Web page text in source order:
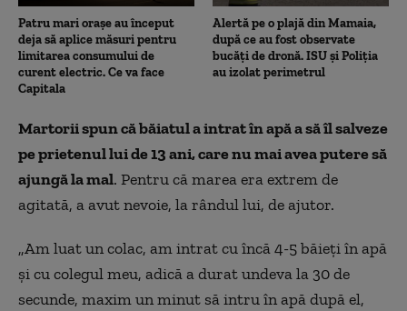
Patru mari orașe au început
deja să aplice măsuri pentru
limitarea consumului de
curent electric. Ce va face
Capitala
Alertă pe o plajă din Mamaia,
după ce au fost observate
bucăți de dronă. ISU și Poliția
au izolat perimetrul
Martorii spun că băiatul a intrat în apă a să îl salveze
pe prietenul lui de 13 ani, care nu mai avea putere să
ajungă la mal. Pentru că marea era extrem de
agitată, a avut nevoie, la rândul lui, de ajutor.
„Am luat un colac, am intrat cu încă 4-5 băieţi în apă
şi cu colegul meu, adică a durat undeva la 30 de
secunde, maxim un minut să intru în apă după el,